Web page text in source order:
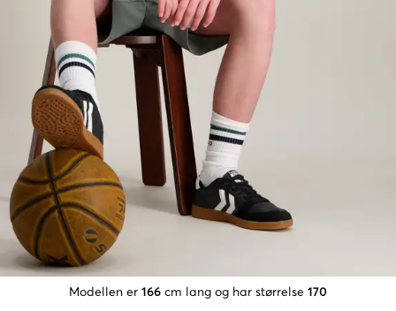
Modellen er 166 cm lang og har størrelse 170